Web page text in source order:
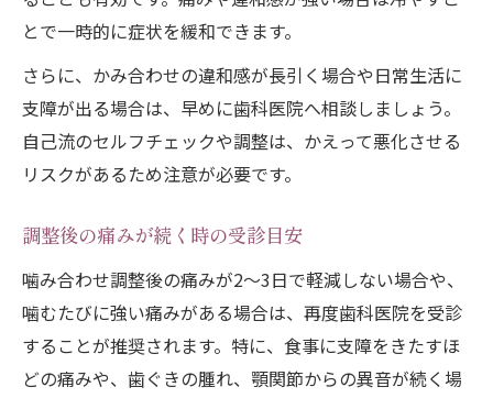
とで一時的に症状を緩和できます。
さらに、かみ合わせの違和感が長引く場合や日常生活に
支障が出る場合は、早めに歯科医院へ相談しましょう。
自己流のセルフチェックや調整は、かえって悪化させる
リスクがあるため注意が必要です。
調整後の痛みが続く時の受診目安
噛み合わせ調整後の痛みが2～3日で軽減しない場合や、
噛むたびに強い痛みがある場合は、再度歯科医院を受診
することが推奨されます。特に、食事に支障をきたすほ
どの痛みや、歯ぐきの腫れ、顎関節からの異音が続く場